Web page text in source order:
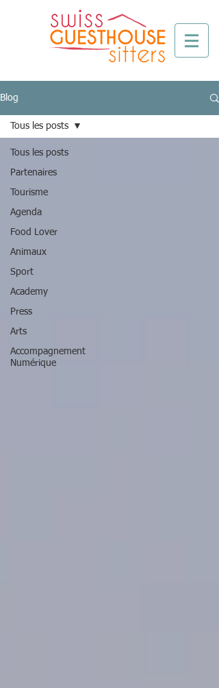
Blog
Tous les posts
Partenaires
Tourisme
Agenda
Food Lover
Animaux
Sport
Academy
Press
Arts
Accompagnement
Numérique
Tous les posts